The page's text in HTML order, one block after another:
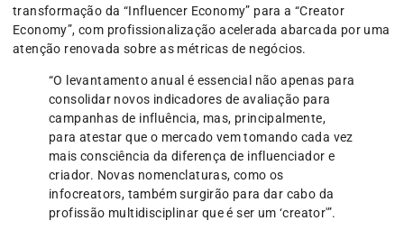
transformação da “Influencer Economy” para a “Creator
Economy”, com profissionalização acelerada abarcada por uma
atenção renovada sobre as métricas de negócios.
“O levantamento anual é essencial não apenas para
consolidar novos indicadores de avaliação para
campanhas de influência, mas, principalmente,
para atestar que o mercado vem tomando cada vez
mais consciência da diferença de influenciador e
criador. Novas nomenclaturas, como os
infocreators, também surgirão para dar cabo da
profissão multidisciplinar que é ser um ‘creator'”.